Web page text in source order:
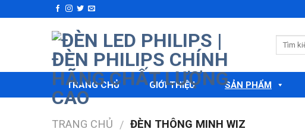
to
TRANG CHỦ GIỚI THIỆU SẢN PHẨM
TRANG CHỦ / ĐÈN THÔNG MINH WIZ